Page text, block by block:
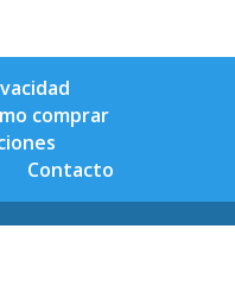
comprar
Contacto